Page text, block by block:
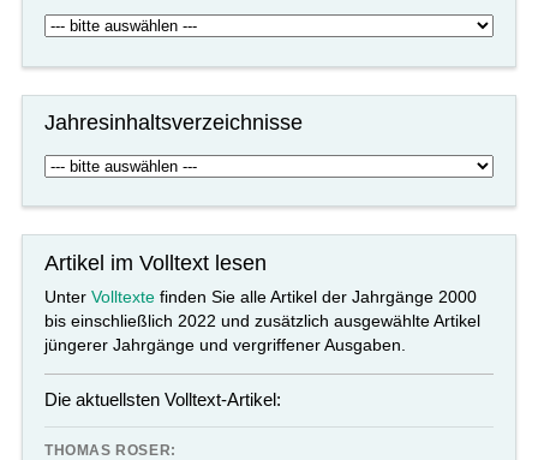
Jahresinhaltsverzeichnisse
Artikel im Volltext lesen
UnterVolltexte finden Sie alle Artikel der Jahrgänge 2000
bis einschließlich 2022 und zusätzlich ausgewählte Artikel
jüngerer Jahrgänge und vergriffener Ausgaben.
Die aktuellsten Volltext-Artikel:
THOMAS ROSER: